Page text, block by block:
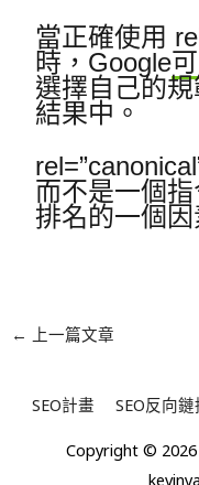
當正確使用
時，Google
選擇自己的
結果中。
而不是一個
排名的一個因
← 上一篇文章
SEO計畫 SEO反向鏈
Copyright © 2026